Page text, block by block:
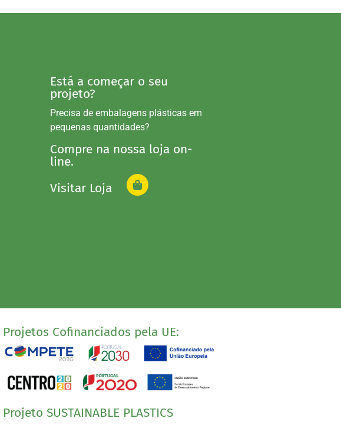
Está a começar o seu
projeto?
Precisa de embalagens plásticas em
pequenas quantidades?
Compre na nossa loja on-
line.
Visitar Loja
Projetos Cofinanciados pela UE:
Projeto SUSTAINABLE PLASTICS